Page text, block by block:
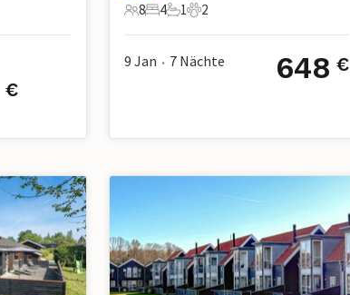
€
8 Gäste
8
4 Schlafzimmer
4
1 Badezimmer
1
2 Haustiere
2
9 Jan • 7 Nächte 648 €